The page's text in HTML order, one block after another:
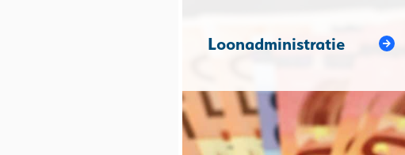
Loonadministratie